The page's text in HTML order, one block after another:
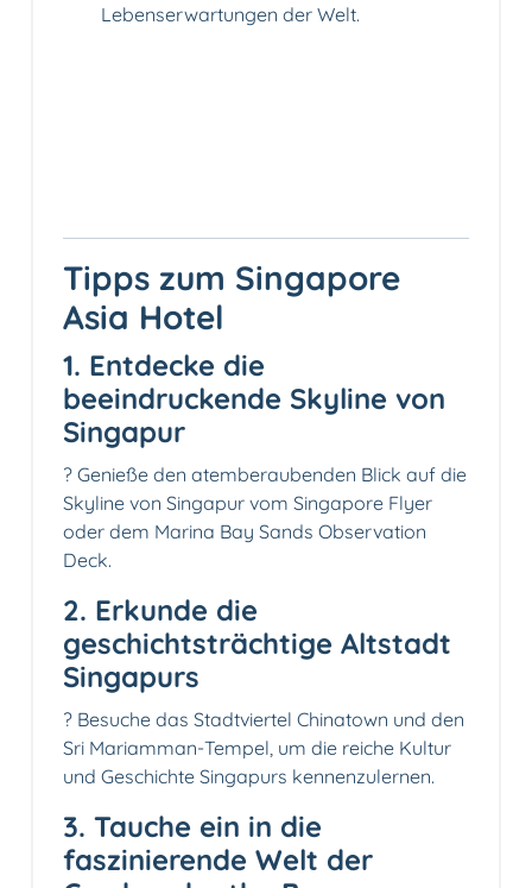
Lebenserwartungen der Welt.
Tipps zum Singapore
Asia Hotel
1. Entdecke die
beeindruckende Skyline von
Singapur
?️ Genieße den atemberaubenden Blick auf die
Skyline von Singapur vom Singapore Flyer
oder dem Marina Bay Sands Observation
Deck.
2. Erkunde die
geschichtsträchtige Altstadt
Singapurs
?️ Besuche das Stadtviertel Chinatown und den
Sri Mariamman-Tempel, um die reiche Kultur
und Geschichte Singapurs kennenzulernen.
3. Tauche ein in die
faszinierende Welt der